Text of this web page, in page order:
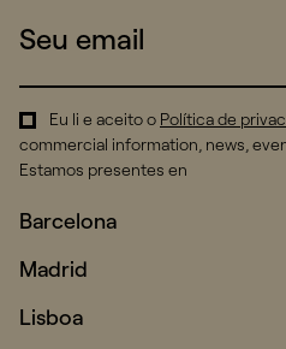
Eu li e aceito o Política de
commercial information, news,
Estamos presentes en
Barcelona
Madrid
Lisboa